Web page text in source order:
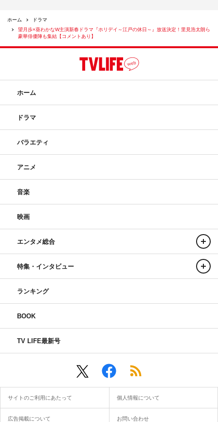
上川隆也 中村梅雀 内藤剛志
小林稔侍 年末年始特番
戸田菜穂
葵わかな
高橋英樹
ホーム
ドラマ
望月歩×葵わかなW主演新春ドラマ『ホリデイ～江戸の休日～』放送決定！里見浩太朗ら
豪華俳優陣も集結【コメントあり】
ホーム
ドラマ
バラエティ
アニメ
音楽
映画
エンタメ総合
特集・インタビュー
ランキング
BOOK
TV LIFE最新号
サイトのご利用にあたって 個人情報について
広告掲載について お問い合わせ